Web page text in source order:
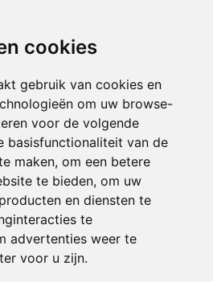
cookies
gebruik van cookies en
om uw browse-
voor de volgende
basisfunctionaliteit van de
maken, om een betere
te bieden, om uw
en diensten te
te
advertenties weer te
voor u zijn.
ONDERDEEL VAN
| Alle rechten voorbehouden
Klachtenregeling|RSIN en Anbi
voorkeuren